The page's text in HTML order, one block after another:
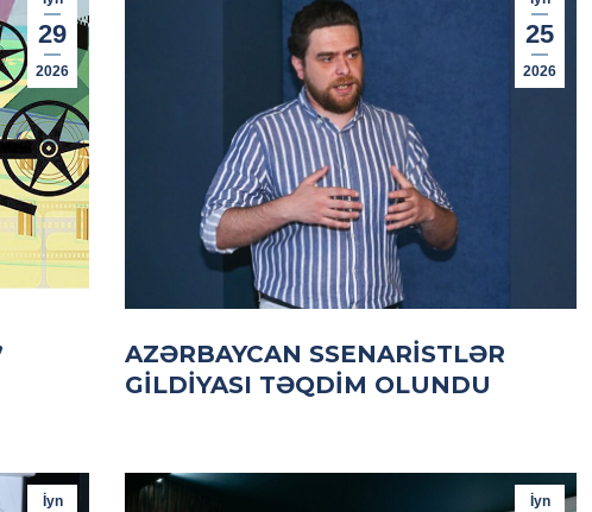
29
2026
25
2026
AZƏRBAYCAN SSENARISTLƏR
GILDIYASI TƏQDIM OLUNDU
İyn İyn